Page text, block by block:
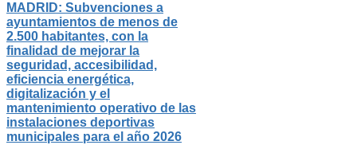
MADRID: Subvenciones a
ayuntamientos de menos de
2.500 habitantes, con la
finalidad de mejorar la
seguridad, accesibilidad,
eficiencia energética,
digitalización y el
mantenimiento operativo de las
instalaciones deportivas
municipales para el año 2026